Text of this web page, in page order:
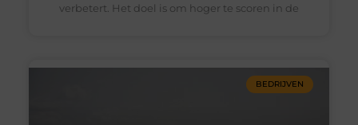
verbetert. Het doel is om hoger te scoren in de
BEDRIJVEN